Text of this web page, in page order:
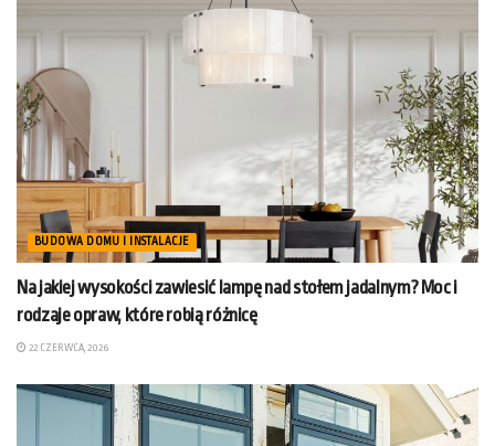
BUDOWA DOMU I INSTALACJE
Na jakiej wysokości zawiesić lampę nad stołem jadalnym? Moc i
rodzaje opraw, które robią różnicę
22 CZERWCA, 2026